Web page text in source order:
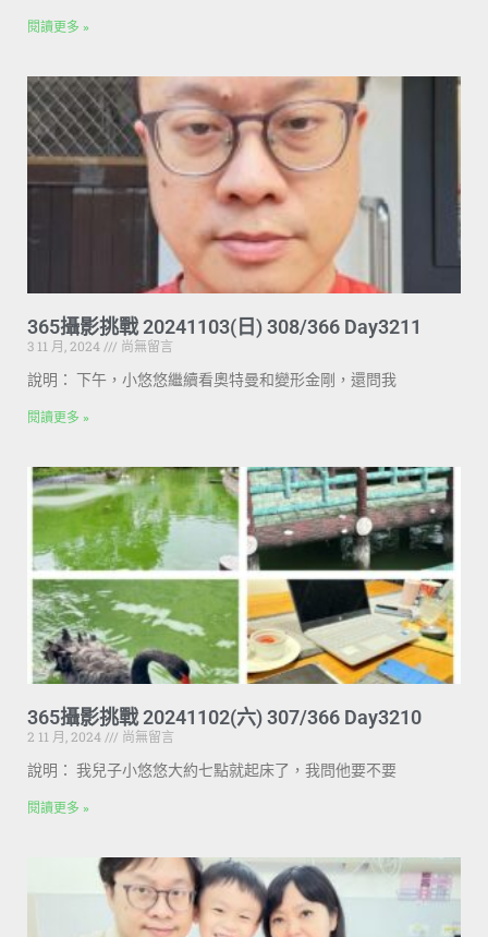
閱讀更多 »
365攝影挑戰 20241103(日) 308/366 Day3211
3 11 月, 2024
尚無留言
說明： 下午，小悠悠繼續看奧特曼和變形金剛，還問我
閱讀更多 »
365攝影挑戰 20241102(六) 307/366 Day3210
2 11 月, 2024
尚無留言
說明： 我兒子小悠悠大約七點就起床了，我問他要不要
閱讀更多 »